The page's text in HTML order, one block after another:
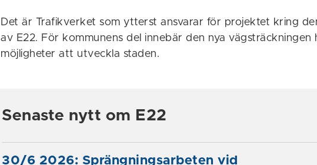
Det är Trafikverket som ytterst ansvarar för projektet kring
av E22. För kommunens del innebär den nya vägsträckningen
möjligheter att utveckla staden.
Senaste nytt om E22
30/6 2026: Sprängningsarbeten vid